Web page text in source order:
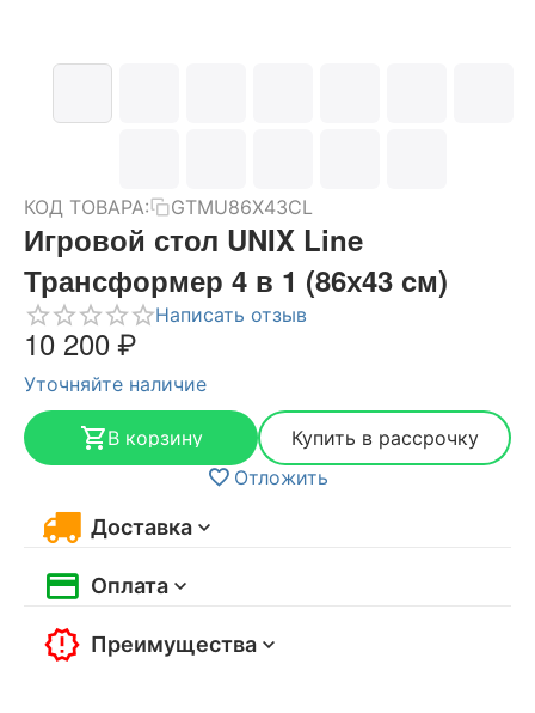
КОД ТОВАРА: GTMU86X43CL
Игровой стол UNIX Line
Трансформер 4 в 1 (86х43 cм)
Написать отзыв
10 200₽
Уточняйте наличие
В корзину
Купить в рассрочку
Отложить
Доставка
Оплата
Преимущества